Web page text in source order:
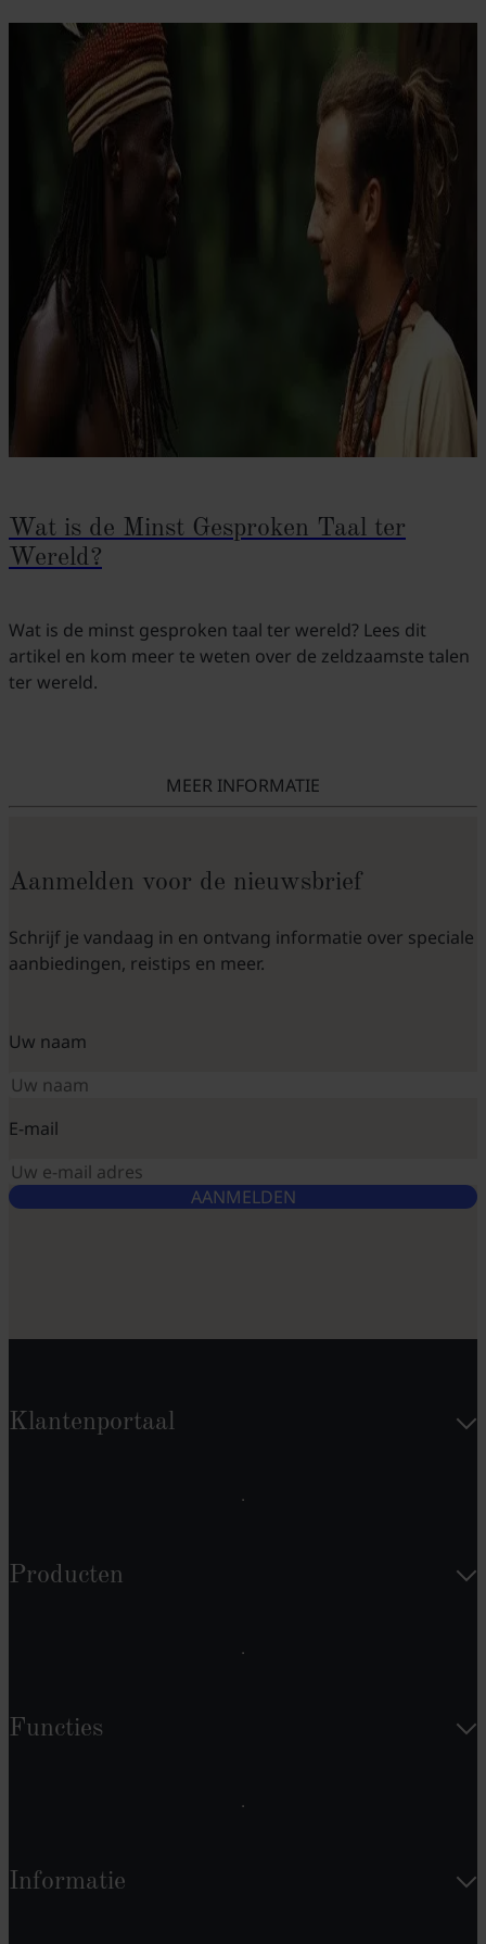
Wat is de Minst Gesproken Taal ter
Wereld?
Wat is de minst gesproken taal ter wereld? Lees dit
artikel en kom meer te weten over de zeldzaamste talen
ter wereld.
MEER INFORMATIE
Aanmelden voor de nieuwsbrief
Schrijf je vandaag in en ontvang informatie over speciale
aanbiedingen, reistips en meer.
Uw naam
E-mail
AANMELDEN
Klantenportaal
Producten
Functies
Informatie